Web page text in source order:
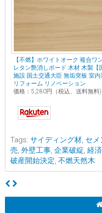
【不燃】ホワイトオーク 複合ワ
レタン艶消しボード 木材 木製
施設 国土交通大臣 無垢突板 室
リフォーム リノベーション
価格：5,280円（税込、送料無料)
Tags: サイディング材, セメ
売, 外壁工事, 企業破綻, 経済
破産開始決定, 不燃天然木